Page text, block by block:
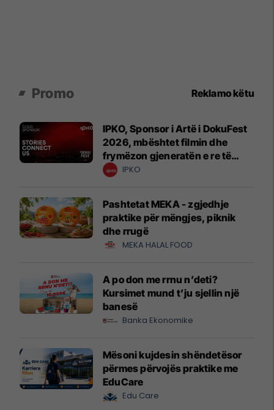
Promo Reklamo këtu
IPKO, Sponsor i Artë i DokuFest
2026, mbështet filmin dhe
frymëzon gjeneratën e re të
krijuesve
IPKO
Pashtetat MEKA - zgjedhje
praktike për mëngjes, piknik
dhe rrugë
MEKA HALAL FOOD
A po don me rrnu n’deti?
Kursimet mund t’ju sjellin një
banesë
Banka Ekonomike
Mësoni kujdesin shëndetësor
përmes përvojës praktike me
EduCare
Edu Care